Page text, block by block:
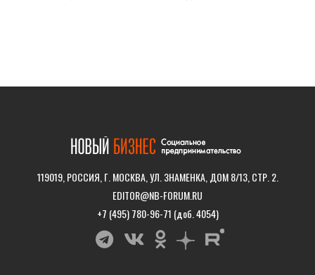
119019, РОССИЯ, Г. МОСКВА, УЛ. ЗНАМЕНКА, ДОМ 8/13, СТР. 2.
EDITOR@NB-FORUM.RU
+7 (495) 780-96-71 (доб. 4054)